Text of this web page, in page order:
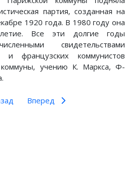
партия, созданная на
1920 года. В 1980 году она
Все эти долгие годы
свидетельствами
и французских коммунистов
учению К. Маркса, Ф-
Вперед